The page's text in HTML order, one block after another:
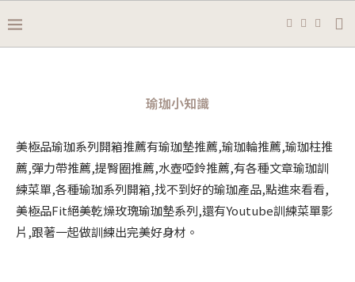
瑜珈小知識
美極品瑜珈系列開箱推薦有瑜珈墊推薦,瑜珈輪推薦,瑜珈柱推
薦,彈力帶推薦,提臀圈推薦,水壺啞鈴推薦,有各種文章瑜珈訓
練菜單,各種瑜珈系列開箱,找不到好的瑜珈產品,點進來看看,
美極品Fit絕美乾燥玫瑰瑜珈墊系列,還有Youtube訓練菜單影
片,跟著一起做訓練出完美好身材。